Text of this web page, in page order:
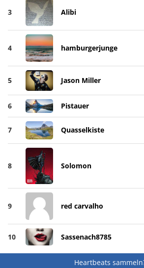
3 Alibi
4 hamburgerjunge
5 Jason Miller
6 Pistauer
7 Quasselkiste
8 Solomon
9 red carvalho
10 Sassenach8785
Heartbeats